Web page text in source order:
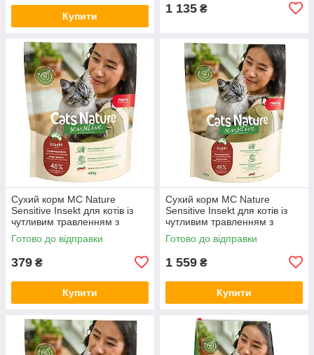
Купити
1 135 ₴
Сухий корм MC Nature
Sensitive Insekt для котів із
чутливим травленням з
комахами, 400 г (*)
Готово до відправки
379 ₴
Купити
Сухий корм MC Nature
Sensitive Insekt для котів із
чутливим травленням з
комахами, 2 кг (*)
Готово до відправки
1 559 ₴
Купити